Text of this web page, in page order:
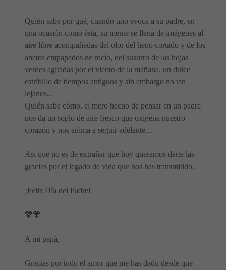
Quién sabe por qué, cuando uno evoca a su padre, en
una ocasión como ésta, su mente se llena de imágenes al
aire libre acompañadas del olor del heno cortado y de los
abetos empapados de rocío, del susurro de las hojas
verdes agitadas por el viento de la mañana, un dulce
estribillo de tiempos antiguos y sin embargo no tan
lejanos...
Quién sabe cómo, el mero hecho de pensar en un padre
nos da un soplo de aire fresco que oxigena nuestro
corazón y nos anima a seguir adelante...
Así que no es de extrañar que hoy queramos darte las
gracias por el legado de vida que nos has transmitido.
¡Feliz Día del Padre!
💖💗
A mi papá,
Gracias por todo el amor que me has dado desde que